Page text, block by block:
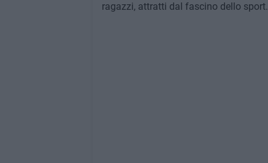
ragazzi, attratti dal fascino dello sport.